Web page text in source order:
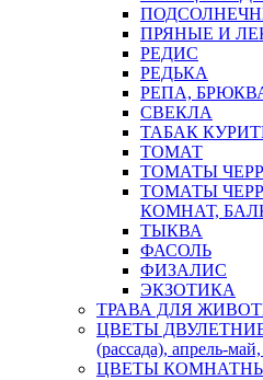
ПРЯНЫЕ И
РЕДИС
РЕДЬКА
РЕПА,
СВЕКЛА
ТАБАК
ТОМАТ
ТОМАТЫ
ТОМАТЫ
КОМНАТ,
ТЫКВА
ФАСОЛЬ
ФИЗАЛИС
ЭКЗОТИКА
ТРАВА ДЛЯ
ЦВЕТЫ ДВУЛЕТНИЕ
(рассада), апрель-
ЦВЕТЫ